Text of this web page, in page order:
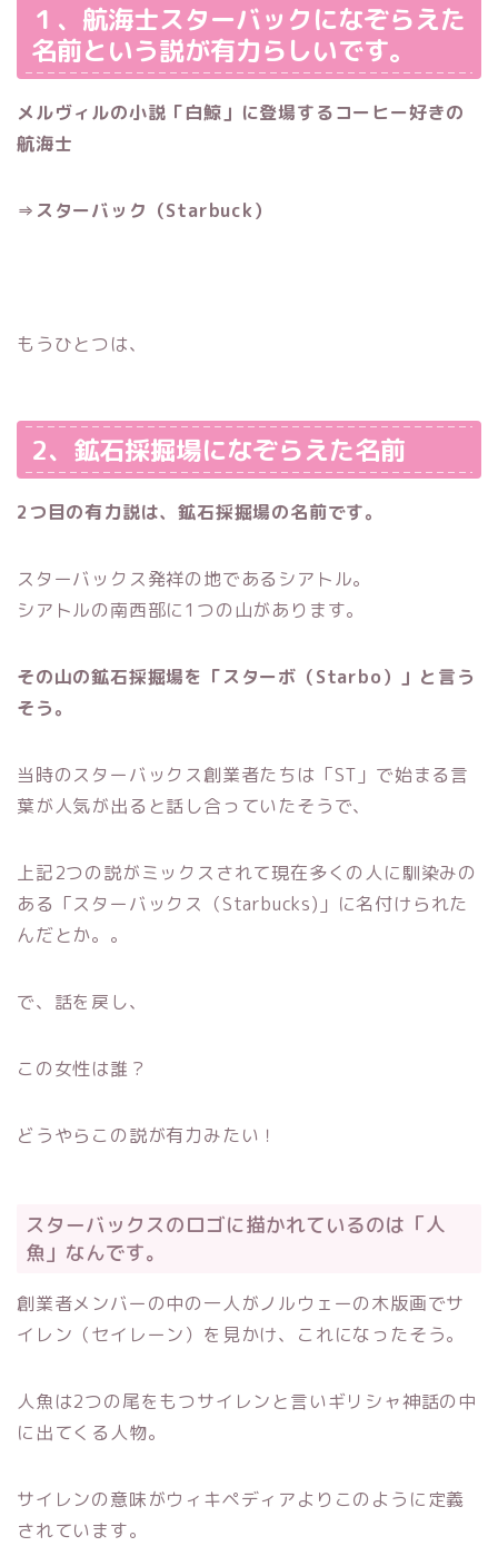
１、航海士スターバックになぞらえた
名前という説が有力らしいです。
メルヴィルの小説「白鯨」に登場するコーヒー好きの
航海士
⇒スターバック（Starbuck）
もうひとつは、
2、鉱石採掘場になぞらえた名前
2つ目の有力説は、鉱石採掘場の名前です。
スターバックス発祥の地であるシアトル。
シアトルの南西部に1つの山があります。
その山の鉱石採掘場を「スターボ（Starbo）」と言う
そう。
当時のスターバックス創業者たちは「ST」で始まる言
葉が人気が出ると話し合っていたそうで、
上記2つの説がミックスされて現在多くの人に馴染みの
ある「スターバックス（Starbucks)」に名付けられた
んだとか。。
で、話を戻し、
この女性は誰？
どうやらこの説が有力みたい！
スターバックスのロゴに描かれているのは「人
魚」なんです。
創業者メンバーの中の一人がノルウェーの木版画でサ
イレン（セイレーン）を見かけ、これになったそう。
人魚は2つの尾をもつサイレンと言いギリシャ神話の中
に出てくる人物。
サイレンの意味がウィキペディアよりこのように定義
されています。